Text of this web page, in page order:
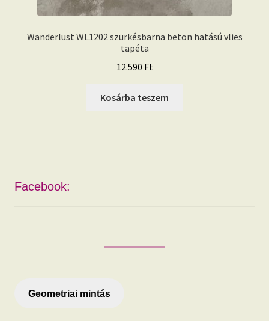
Wanderlust WL1202 szürkésbarna beton hatású vlies
tapéta
12.590 Ft
Kosárba teszem
Facebook:
Geometriai mintás